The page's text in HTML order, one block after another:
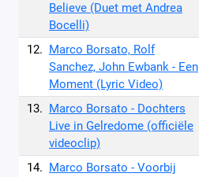
Believe (Duet met Andrea
Bocelli)
12. Marco Borsato, Rolf
Sanchez, John Ewbank - Een
Moment (Lyric Video)
13. Marco Borsato - Dochters
Live in Gelredome (officiële
videoclip)
14. Marco Borsato - Voorbij